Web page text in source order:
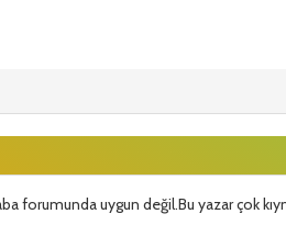
forumunda uygun değil.Bu yazar çok